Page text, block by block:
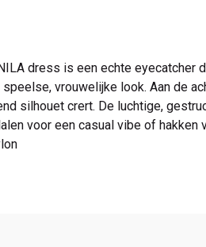
dress is een echte
vrouwelijke look. Aan de
silhouet crert. De luchtige,
voor een casual vibe of